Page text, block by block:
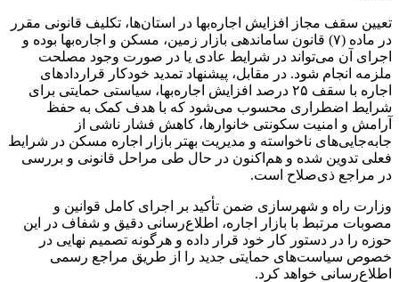
تعیین سقف مجاز افزایش اجاره‌بها در استان‌ها، تکلیف قانونی مقرر
در ماده (۷) قانون ساماندهی بازار زمین، مسکن و اجاره‌بها بوده و
اجرای آن می‌تواند در شرایط عادی یا در صورت وجود مصلحت
ملزمه انجام شود. در مقابل، پیشنهاد تمدید خودکار قراردادهای
اجاره با سقف ۲۵ درصد افزایش اجاره‌بها، سیاستی حمایتی برای
شرایط اضطراری محسوب می‌شود که با هدف کمک به حفظ
آرامش و امنیت سکونتی خانوارها، کاهش فشار ناشی از
جابه‌جایی‌های ناخواسته و مدیریت بهتر بازار اجاره مسکن در شرایط
فعلی تدوین شده و هم‌اکنون در حال طی مراحل قانونی و بررسی
در مراجع ذی‌صلاح است.
وزارت راه و شهرسازی ضمن تأکید بر اجرای کامل قوانین و
مصوبات مرتبط با بازار اجاره، اطلاع‌رسانی دقیق و شفاف در این
حوزه را در دستور کار خود قرار داده و هرگونه تصمیم نهایی در
خصوص سیاست‌های حمایتی جدید را از طریق مراجع رسمی
اطلاع‌رسانی خواهد کرد.